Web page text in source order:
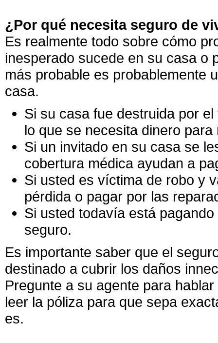
¿Por qué necesita seguro de
Es realmente todo sobre cómo
inesperado sucede en su casa o
más probable es probablemente
casa.
Si su casa fue destruida por
lo que se necesita dinero
Si un invitado en su casa se
cobertura médica ayudan a
Si usted es víctima de robo y
pérdida o pagar por las
Si usted todavía está
seguro.
Es importante saber que el
destinado a cubrir los daños
Pregunte a su agente para
leer la póliza para que sepa
es.